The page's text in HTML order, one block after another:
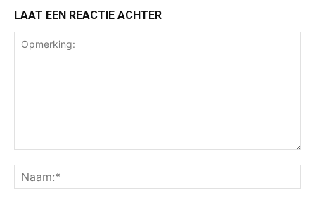
LAAT EEN REACTIE ACHTER